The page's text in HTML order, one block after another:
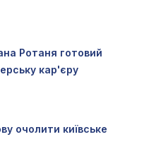
Ротаня готовий
кар'єру
очолити київське